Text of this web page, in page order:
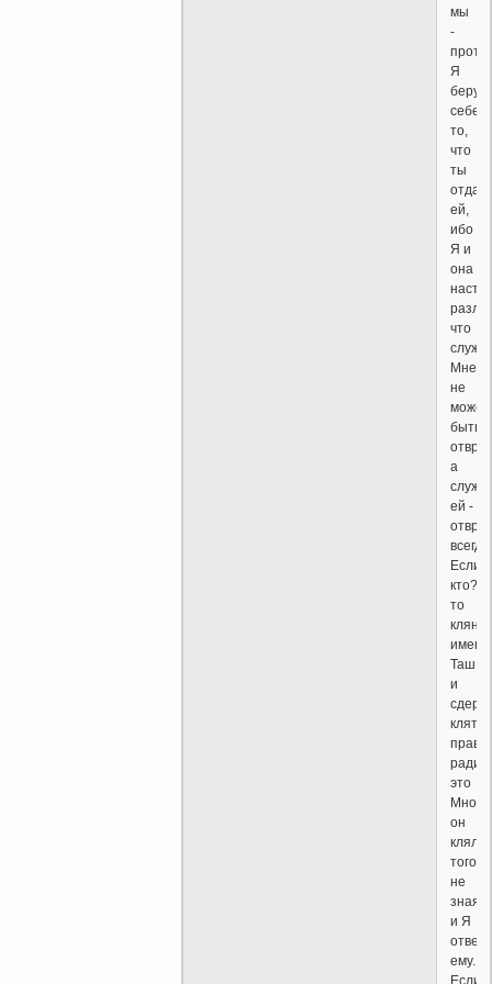
мы
-
Я
беру
себе
то,
что
ты
ей,
ибо
Я и
она
что
Мне
не
может
быть
а
ей -
всегда.
Если
кто?
то
Таш
и
клятву
ради,
это
Мною
он
того
не
зная,
и Я
отвечу
ему.